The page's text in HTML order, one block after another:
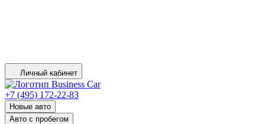
Личный кабинет
+7 (495) 172-22-83
Новые авто
Авто с пробегом